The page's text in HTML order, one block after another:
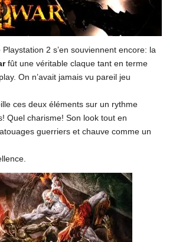
2 s’en souviennent encore: la
fût une véritable claque tant en terme
On n’avait jamais vu pareil jeu
ces deux éléments sur un rythme
Quel charisme! Son look tout en
guerriers et chauve comme un